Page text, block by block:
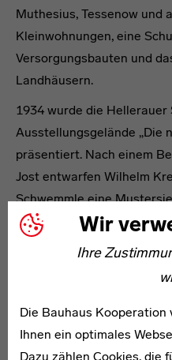
Wir
Ihre
Die Bauhaus Kooperation
Ihnen ein optimales
Dazu zählen Cookies, die
Muthesius, Tessenow und
Kleinwohnungen, eine
Versorgungsbauten und
Landhäusern.
1934 wurde die Hellerauer
Ausstellungsgelände „Die
präsentiert. Nach einem
Jost entwarfen Wilhelm
Schwemmle eine
deren Ausstattung in den
1911 realisierte Heinrich
Reformarchitektur das
Die dort ansässige
Gymnastik“ wurde zum